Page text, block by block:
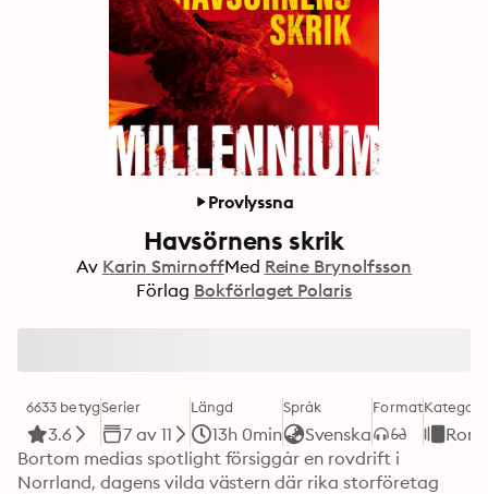
Provlyssna
Havsörnens skrik
Av Karin SmirnoffMed Reine Brynolfsson
Förlag Bokförlaget Polaris
6633 betyg
3.6
Serier
7 av 11
Längd
13h 0min
Språk
Svenska
FormatKategori
Bortom medias spotlight försiggår en rovdrift i
Norrland, dagens vilda västern där rika storföretag